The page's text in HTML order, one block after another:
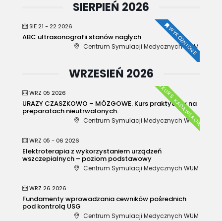
SIERPIEŃ 2026
SIE 21 - 22 2026 WYRÓŻNIONE
ABC ultrasonografii stanów nagłych
Centrum Symulacji Medycznych WUM
WRZESIEŃ 2026
WRZ 05 2026 KURS KADAWEROWY
URAZY CZASZKOWO – MÓZGOWE. Kurs praktyczny na
preparatach nieutrwalonych.
Centrum Symulacji Medycznych WUM
WRZ 05 - 06 2026
Elektroterapia z wykorzystaniem urządzeń
wszczepialnych – poziom podstawowy
Centrum Symulacji Medycznych WUM
WRZ 26 2026
Fundamenty wprowadzania cewników pośrednich
pod kontrolą USG
Centrum Symulacji Medycznych WUM